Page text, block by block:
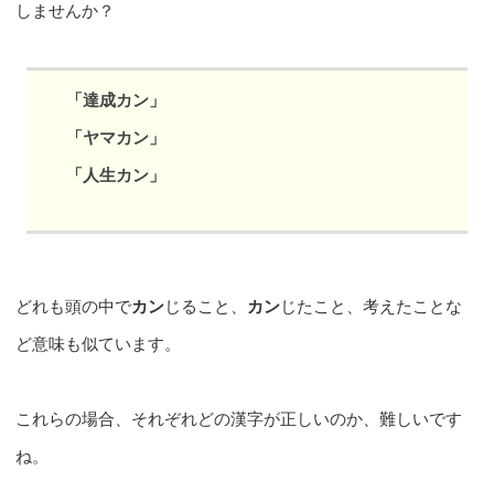
しませんか？
「達成カン」
「ヤマカン」
「人生カン」
どれも頭の中でカンじること、 カンじたこと、考えたことな
ど意味も似ています。
これらの場合、それぞれどの漢字が正しいのか、難しいです
ね。